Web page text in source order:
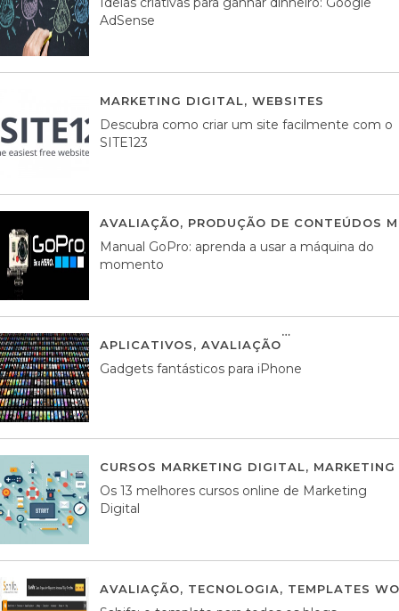
AdSense
MARKETING DIGITAL, WEBSITES
Descubra como criar um site facilmente com o
SITE123
AVALIAÇÃO, PRODUÇÃO DE CONTEÚDOS
Manual GoPro: aprenda a usar a máquina do
momento
APLICATIVOS, AVALIAÇÃO
Gadgets fantásticos para iPhone
CURSOS MARKETING DIGITAL,
Os 13 melhores cursos online de Marketing
Digital
AVALIAÇÃO, TECNOLOGIA, TEMPLATES